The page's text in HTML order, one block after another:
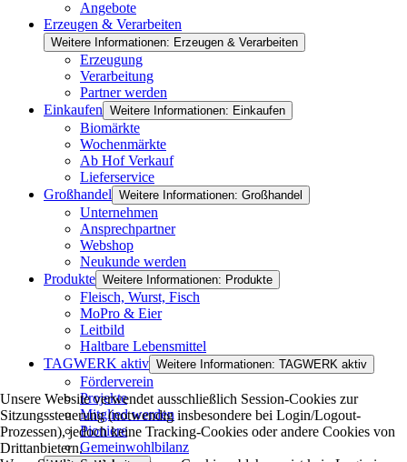
Angebote
Erzeugen & Verarbeiten
Weitere Informationen: Erzeugen & Verarbeiten
Erzeugung
Verarbeitung
Partner werden
Einkaufen Weitere Informationen: Einkaufen
Biomärkte
Wochenmärkte
Ab Hof Verkauf
Lieferservice
Großhandel Weitere Informationen: Großhandel
Unternehmen
Ansprechpartner
Webshop
Neukunde werden
Produkte Weitere Informationen: Produkte
Fleisch, Wurst, Fisch
MoPro & Eier
Leitbild
Haltbare Lebensmittel
TAGWERK aktiv Weitere Informationen: TAGWERK aktiv
Förderverein
Projekte
Mitglied werden
Pioniere
Gemeinwohlbilanz
Unsere Website verwendet ausschließlich Session-Cookies zur
Sitzungssteuerung (notwendig insbesondere bei Login/Logout-
Prozessen), jedoch keine Tracking-Cookies oder andere Cookies von
Drittanbietern.